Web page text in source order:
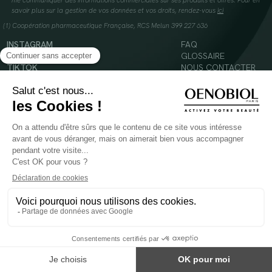
savoir plus sur la gestion de vos données et vos droits, rendez-vous ici
(1) Coopération pharmaceutique Française, RCS Melun 399 227 636
INSTAGRAM
FACEBOOK
TIKTOK
FAQ
GLOSSAIRE
NOUS CONTACTER
© 2024 Oenobiol Paris
Mentions légales
Conditions Générales d’Utilisation
Politique en matière de cookies
POUR VOTRE SANTÉ, MANGEZ AU MOINS CINQ FRUITS ET LÉGUMES PAR JOUR -
ne pas être utilisés comme substituts d'un régimes alimentaire varié et équilibré.
Réservé à l'adulte. Consulter attentivement l'étiquetage des produits avant l'utilisation.